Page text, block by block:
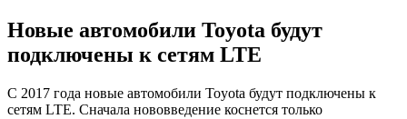
Новые автомобили Toyota будут
подключены к сетям LTE
С 2017 года новые автомобили Toyota будут подключены к
сетям LTE. Сначала нововведение коснется только